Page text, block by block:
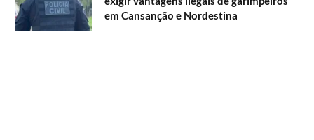
em Cansanção e Nordestina